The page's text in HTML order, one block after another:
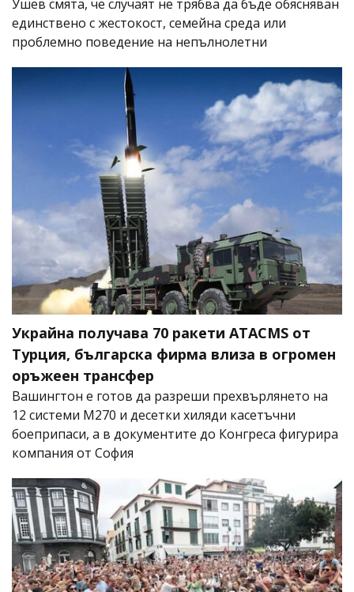
Ушев смята, че случаят не трябва да бъде обясняван
единствено с жестокост, семейна среда или
проблемно поведение на непълнолетни
Украйна получава 70 ракети ATACMS от
Турция, българска фирма влиза в огромен
оръжеен трансфер
Вашингтон е готов да разреши прехвърлянето на
12 системи M270 и десетки хиляди касетъчни
боеприпаси, а в документите до Конгреса фигурира
компания от София